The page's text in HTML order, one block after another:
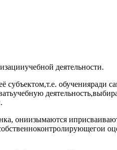
деятельности.
субъектом,т.е. обученияради
ониизымаются